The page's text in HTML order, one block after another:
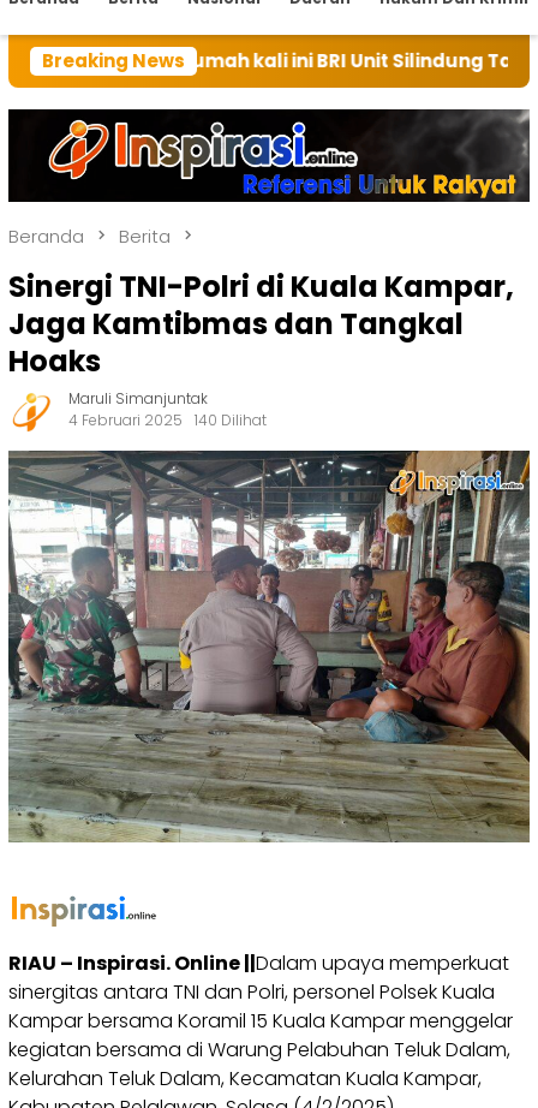
Breaking News
kali ini BRI Unit Silindung Tarutung Ingatkan
Beranda Berita
Sinergi TNI-Polri di Kuala Kampar,
Jaga Kamtibmas dan Tangkal
Hoaks
Maruli Simanjuntak
4 Februari 2025
140 Dilihat
RIAU – Inspirasi. Online ||Dalam upaya memperkuat
sinergitas antara TNI dan Polri, personel Polsek Kuala
Kampar bersama Koramil 15 Kuala Kampar menggelar
kegiatan bersama di Warung Pelabuhan Teluk Dalam,
Kelurahan Teluk Dalam, Kecamatan Kuala Kampar,